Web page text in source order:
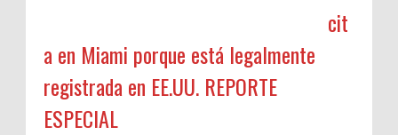
cit
a en Miami porque está legalmente
registrada en EE.UU. REPORTE
ESPECIAL